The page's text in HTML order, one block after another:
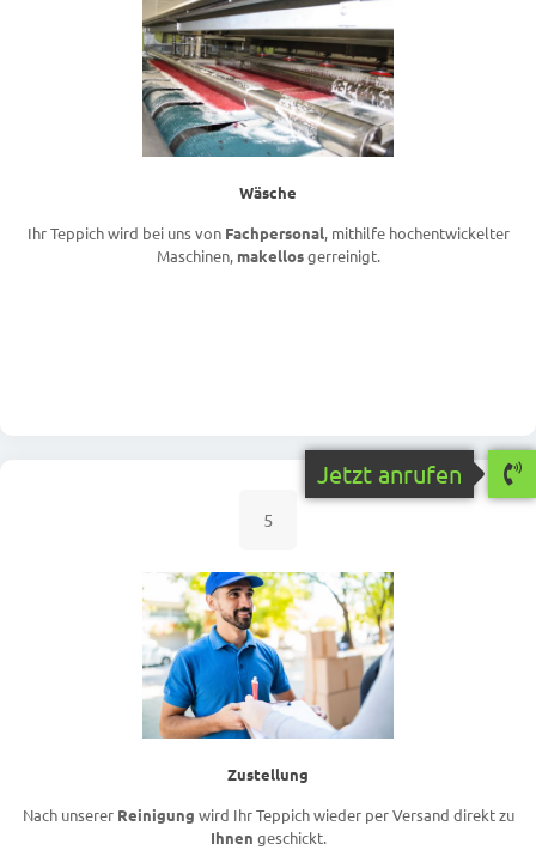
Wäsche
Ihr Teppich wird bei uns von Fachpersonal, mithilfe hochentwickelter
Maschinen, makellosgerreinigt.
5
Zustellung
Nach unserer Reinigung wird Ihr Teppich wieder per Versand direkt zu
Ihnen geschickt.
Jetzt anrufen